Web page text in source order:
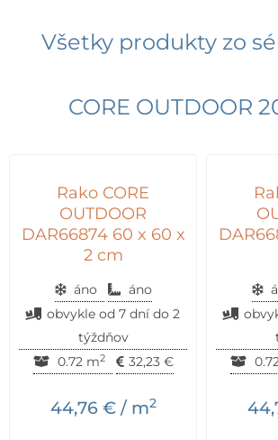
Všetky produkty zo
CORE OUTDOOR
Rako CORE
OUTDOOR
DAR66874 60 x 60 x
2 cm
áno
áno
obvykle od 7 dní do 2
týždňov
0.72 m2 32,23 €
44,76 €/ m2